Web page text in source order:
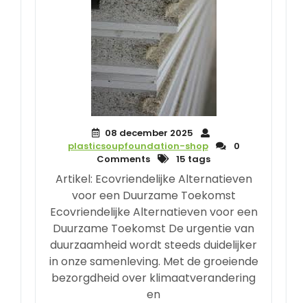
08 december 2025
plasticsoupfoundation-shop
0
Comments
15 tags
Artikel: Ecovriendelijke Alternatieven
voor een Duurzame Toekomst
Ecovriendelijke Alternatieven voor een
Duurzame Toekomst De urgentie van
duurzaamheid wordt steeds duidelijker
in onze samenleving. Met de groeiende
bezorgdheid over klimaatverandering
en